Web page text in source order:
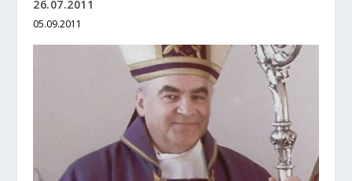
26.07.2011
05.09.2011